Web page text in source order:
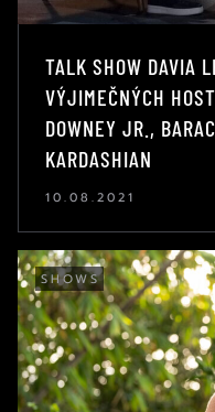
TALK SHOW DAVIA
VÝJIMEČNÝCH
DOWNEY JR.,
KARDASHIAN
10.08.2021
SHOWS